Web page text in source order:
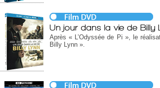
Un jour dans la vie de Billy
Après « L’Odyssée de Pi », le
Billy Lynn ».